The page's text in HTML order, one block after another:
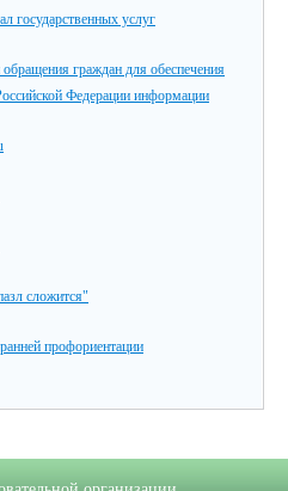
государственных услуг
граждан для обеспечения
Федерации информации
сложится"
профориентации